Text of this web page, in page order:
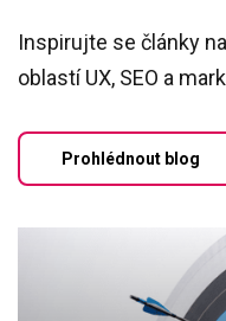
Inspirujte se články
oblastí UX, SEO a
Prohlédnout blog